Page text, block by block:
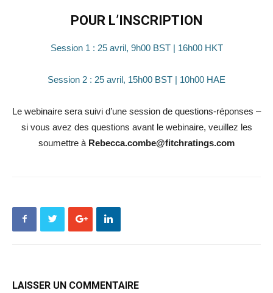
POUR L’INSCRIPTION
Session 1 : 25 avril, 9h00 BST | 16h00 HKT
Session 2 : 25 avril, 15h00 BST | 10h00 HAE
Le webinaire sera suivi d’une session de questions-réponses –
si vous avez des questions avant le webinaire, veuillez les
soumettre à Rebecca.combe@fitchratings.com
LAISSER UN COMMENTAIRE